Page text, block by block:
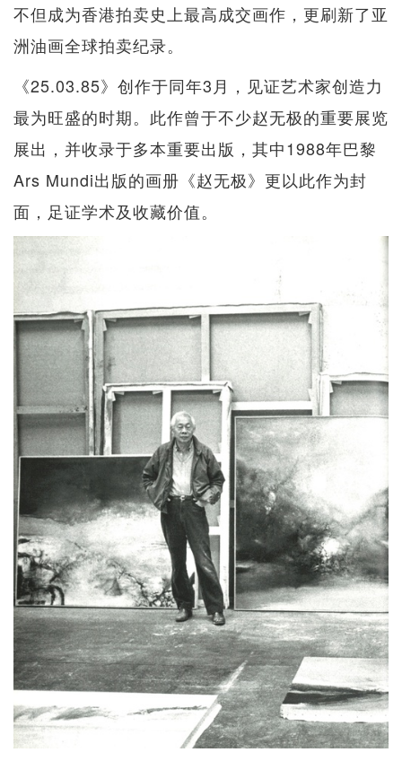
不但成为香港拍卖史上最高成交画作，更刷新了亚
洲油画全球拍卖纪录。
《25.03.85》创作于同年3月，见证艺术家创造力
最为旺盛的时期。此作曾于不少赵无极的重要展览
展出，并收录于多本重要出版，其中1988年巴黎
Ars Mundi出版的画册《赵无极》更以此作为封
面，足证学术及收藏价值。